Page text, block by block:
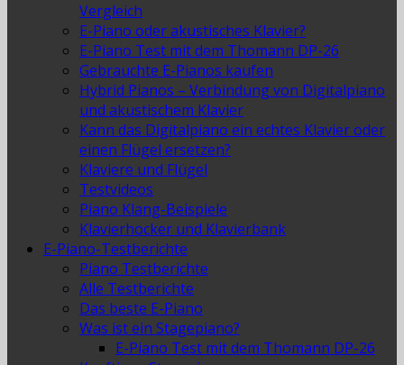
Vergleich
E-Piano oder akustisches Klavier?
E-Piano Test mit dem Thomann DP-26
Gebrauchte E-Pianos kaufen
Hybrid Pianos – Verbindung von Digitalpiano
und akustischem Klavier
Kann das Digitalpiano ein echtes Klavier oder
einen Flügel ersetzen?
Klaviere und Flügel
Testvideos
Piano Klang-Beispiele
Klavierhocker und Klavierbank
E-Piano-Testberichte
Piano Testberichte
Alle Testberichte
Das beste E-Piano
Was ist ein Stagepiano?
E-Piano Test mit dem Thomann DP-26